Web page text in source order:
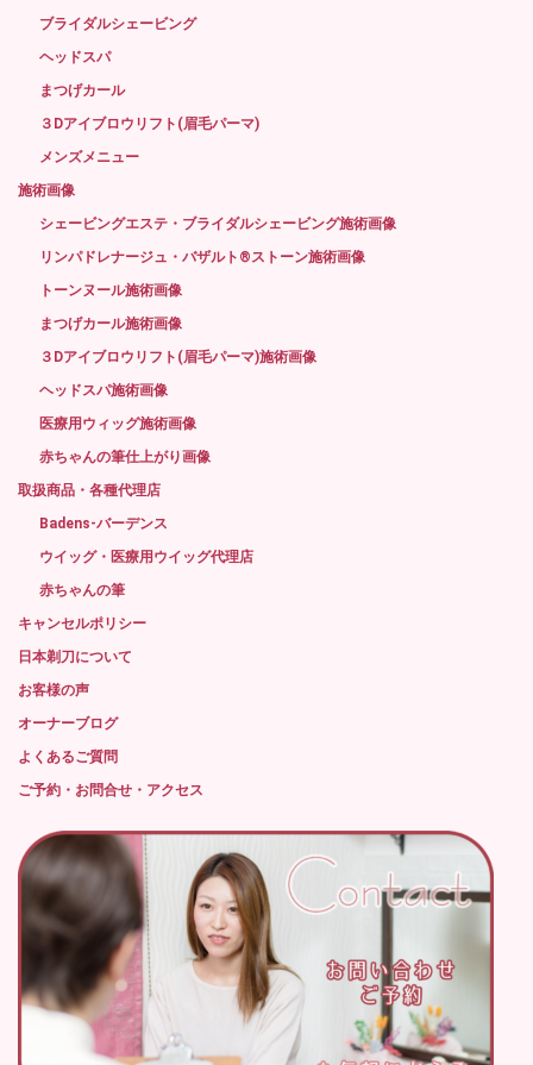
ブライダルシェービング
ヘッドスパ
まつげカール
３Dアイブロウリフト(眉毛パーマ)
メンズメニュー
施術画像
シェービングエステ・ブライダルシェービング施術画像
リンパドレナージュ・バザルト®ストーン施術画像
トーンヌール施術画像
まつげカール施術画像
３Dアイブロウリフト(眉毛パーマ)施術画像
ヘッドスパ施術画像
医療用ウィッグ施術画像
赤ちゃんの筆仕上がり画像
取扱商品・各種代理店
Badens-バーデンス
ウイッグ・医療用ウイッグ代理店
赤ちゃんの筆
キャンセルポリシー
日本剃刀について
お客様の声
オーナーブログ
よくあるご質問
ご予約・お問合せ・アクセス